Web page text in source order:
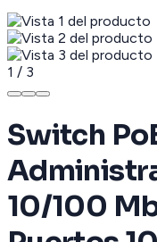
1 / 3
Switch
10/100